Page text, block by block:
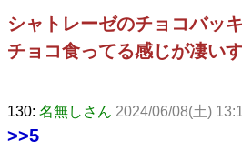
シャトレーゼのチョコバッ
チョコ食ってる感じが凄い
130: 名無しさん 2024/06/08(土)
>>5